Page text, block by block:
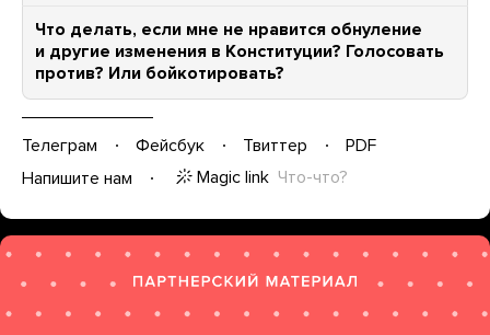
Что делать, если мне не нравится обнуление
и другие изменения в Конституции? Голосовать
против? Или бойкотировать?
Телеграм Фейсбук Твиттер
PDF
Напишите нам
Magic link Что-что?